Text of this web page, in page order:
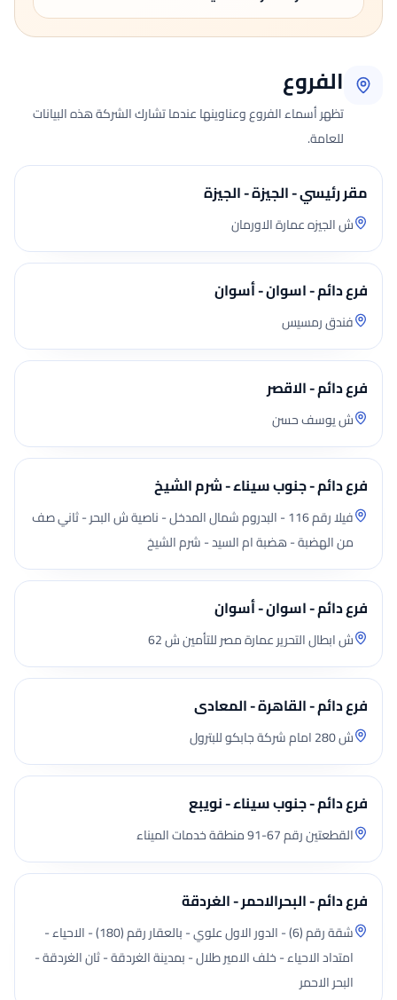
الفروع
تظهر أسماء الفروع وعناوينها عندما تشارك الشركة هذه البيانات
للعامة.
مقر رئيسي - الجيزة - الجيزة
ش الجيزه عمارة الاورمان
فرع دائم - اسوان - أسوان
فندق رمسيس
فرع دائم - الاقصر
ش يوسف حسن
فرع دائم - جنوب سيناء - شرم الشيخ
فيلا رقم 116 - البدروم شمال المدخل - ناصية ش البحر - ثاني صف
من الهضبة - هضبة ام السيد - شرم الشيخ
فرع دائم - اسوان - أسوان
ش ابطال التحرير عمارة مصر للتأمين ش 62
فرع دائم - القاهرة - المعادى
ش 280 امام شركة جابكو للبترول
فرع دائم - جنوب سيناء - نويبع
القطعتين رقم 67-91 منطقة خدمات الميناء
فرع دائم - البحرالاحمر - الغردقة
شقة رقم (6) - الدور الاول علوي - بالعقار رقم (180) - الاحياء -
امتداد الاحياء - خلف الامير طلال - بمدينة الغردقة - ثان الغردقة -
البحر الاحمر